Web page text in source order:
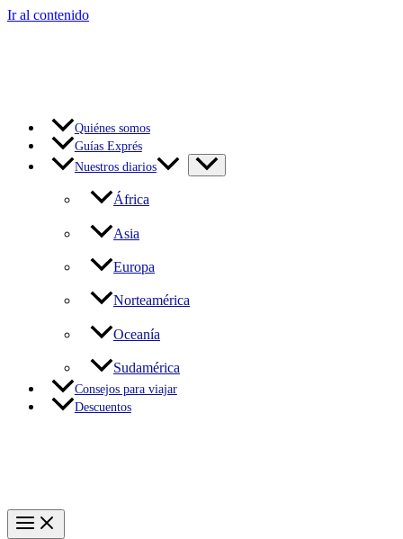
Ir al contenido
Quiénes somos
Guías Exprés
Nuestros diarios
África
Asia
Europa
Norteamérica
Oceanía
Sudamérica
Consejos para viajar
Descuentos